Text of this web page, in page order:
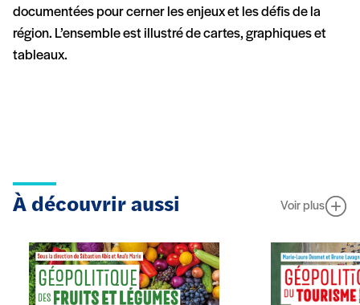
documentées pour cerner les enjeux et les défis de la
région. L’ensemble est illustré de cartes, graphiques et
tableaux.
À découvrir aussi Voir plus